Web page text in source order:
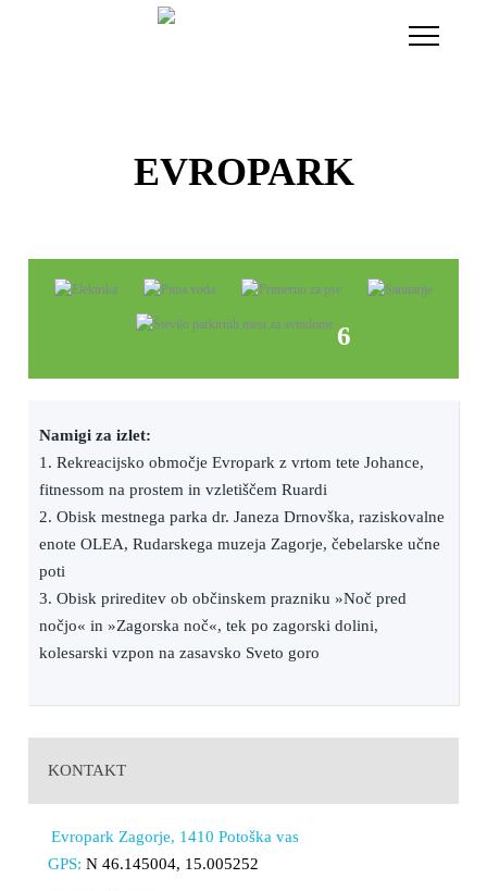
Toggle
EVROPARK
6
Namigi za izlet:
1. Rekreacijsko območje Evropark z vrtom tete Johance,
fitnessom na prostem in vzletiščem Ruardi
2. Obisk mestnega parka dr. Janeza Drnovška, raziskovalne
enote OLEA, Rudarskega muzeja Zagorje, čebelarske učne
poti
3. Obisk prireditev ob občinskem prazniku »Noč pred
nočjo« in »Zagorska noč«, tek po zagorski dolini,
kolesarski vzpon na zasavsko Sveto goro
KONTAKT
Evropark Zagorje, 1410 Potoška vas
GPS: N 46.145004, 15.005252